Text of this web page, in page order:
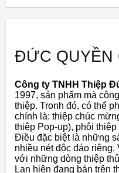
ĐỨC QUYỀN
Công ty TNHH Thiệp
1997, sản phẩm mà
thiệp. Tronh đó, có thể
chính là: thiệp chúc
thiệp Pop-up), phôi
Điều đặc biệt là những
nhiều nét độc đáo
với những dòng thiệp
Lan hiện đang bán trên